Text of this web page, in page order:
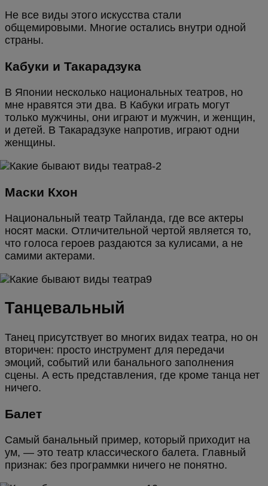
Не все виды этого искусства стали
общемировыми. Многие остались внутри одной
страны.
Кабуки и Такарадзука
В Японии несколько национальных театров, но
мне нравятся эти два. В Кабуки играть могут
только мужчины, они играют и мужчин, и женщин,
и детей. В Такарадзуке напротив, играют одни
женщины.
Маски Кхон
Национальный театр Тайланда, где все актеры
носят маски. Отличительной чертой является то,
что голоса героев раздаются за кулисами, а не
самими актерами.
Танцевальный
Танец присутствует во многих видах театра, но он
вторичен: просто инструмент для передачи
эмоций, событий или банального заполнения
сцены. А есть представления, где кроме танца нет
ничего.
Балет
Самый банальный пример, который приходит на
ум, — это театр классического балета. Главный
признак: без программки ничего не понятно.